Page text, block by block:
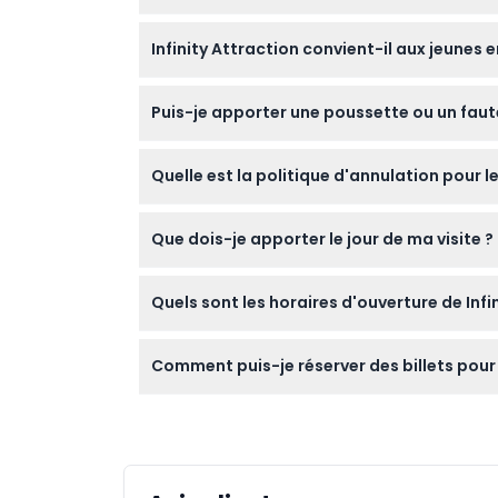
Infinity Attraction convient-il aux jeunes
d'un adulte payant, et ce n'est pas
Puis-je apporter une poussette ou un
Quelle est la politique d'annulation pour
Que dois-je apporter le jour de ma visite ?
en compte si vous ou vos enfants êtes
Quels sont les horaires d'ouverture de
veuillez vérifier au moment de la
Comment puis-je réserver des billets